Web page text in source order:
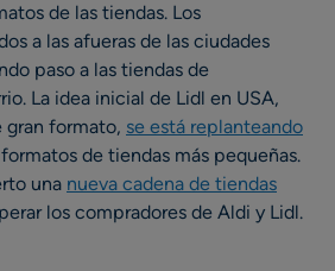
de las tiendas. Los
a las afueras de las ciudades
paso a las tiendas de
La idea inicial de Lidl en USA,
gran formato, se está replanteando
de tiendas más pequeñas.
una nueva cadena de tiendas
los compradores de Aldi y Lidl.